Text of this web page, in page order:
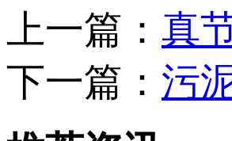
上一篇： 真
下一篇： 污